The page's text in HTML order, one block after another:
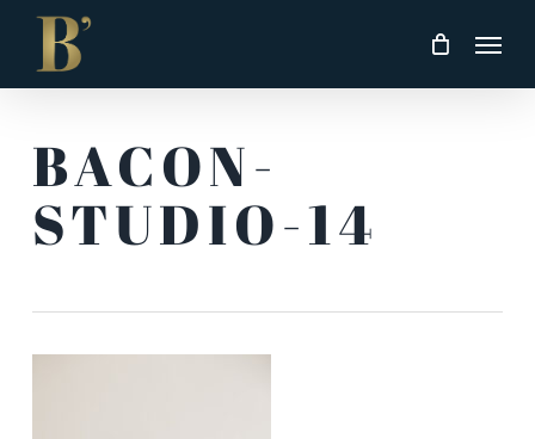
Skip
main
BACON-
STUDIO-14